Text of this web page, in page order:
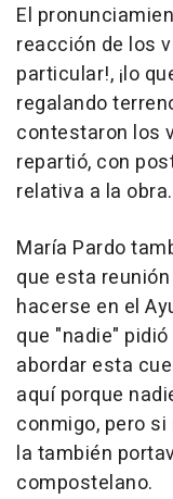
El
reacción de los
particular!, ¡lo
regalando
contestaron los
repartió, con
relativa a la obra.
María Pardo
que esta
hacerse en el
que "nadie"
abordar esta
aquí porque
conmigo, pero
la también
compostelano.